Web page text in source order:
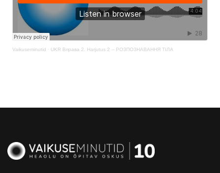
Vaikuseminutid · UKR Вправа 2. Harjutus 2 -- РОЗПОЗНАВАННЯ ТІЛА